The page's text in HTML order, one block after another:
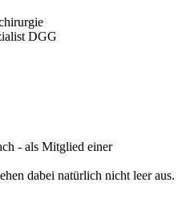
DGG
- als Mitglied einer
dabei natürlich nicht leer aus.